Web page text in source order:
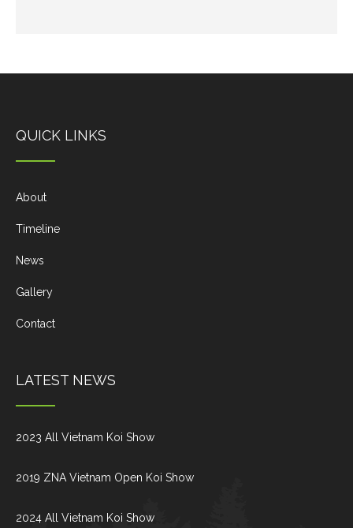
QUICK LINKS
About
Timeline
News
Gallery
Contact
LATEST NEWS
2023 All Vietnam Koi Show
2019 ZNA Vietnam Open Koi Show
2024 All Vietnam Koi Show